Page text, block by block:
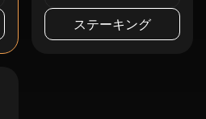
ステーキング